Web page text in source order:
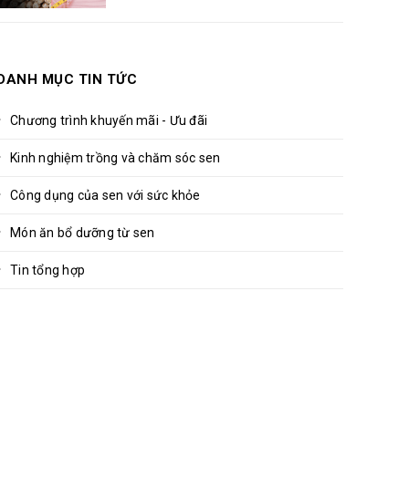
MỤC TIN TỨC
Chương trình khuyến mãi - Ưu đãi
Kinh nghiệm trồng và chăm sóc sen
Công dụng của sen với sức khỏe
Món ăn bổ dưỡng từ sen
Tin tổng hợp